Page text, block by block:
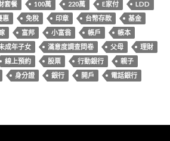
套餐 100萬 220萬 E家付
LDD
惠 免稅 印章 台幣存款
基金
富邦 小富翁 帳戶
帳本
成年子女 滿意度調查問卷 父母
理財
線上預約 股票 行動銀行
親子
身分證 銀行 開戶
電話銀行